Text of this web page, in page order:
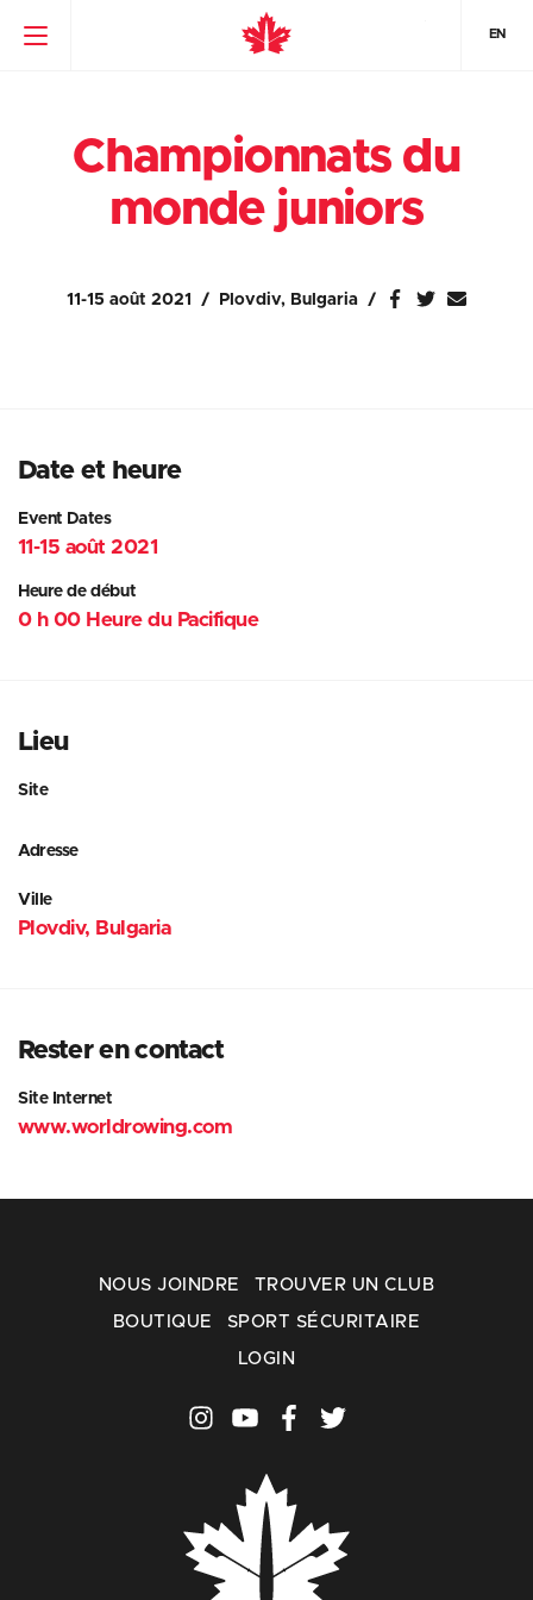
EN
Championnats du
monde juniors
11-15 août 2021 Plovdiv, Bulgaria
Date et heure
Event Dates
11-15 août 2021
Heure de début
0 h 00 Heure du Pacifique
Lieu
Site
Adresse
Ville
Plovdiv, Bulgaria
Rester en contact
Site Internet
www.worldrowing.com
NOUS JOINDRE TROUVER UN CLUB
BOUTIQUE SPORT SÉCURITAIRE
LOGIN